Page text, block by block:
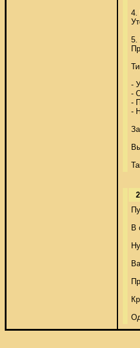
4.
5.
-
-
-
-
В